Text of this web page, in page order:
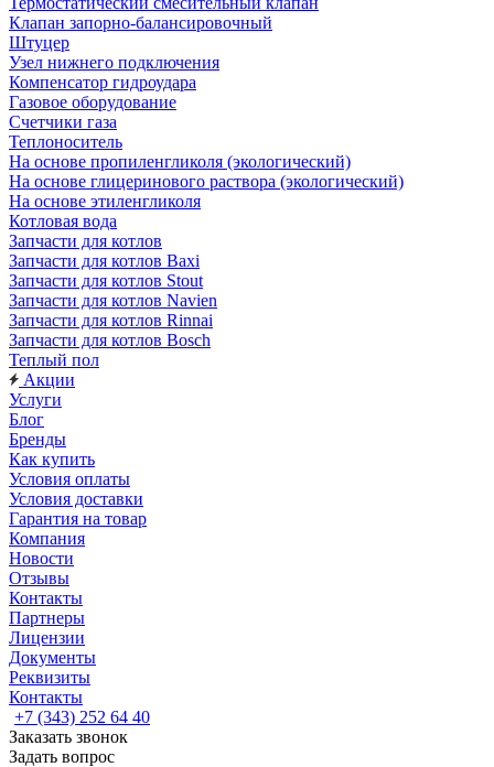
Клапан запорно-балансировочный
Штуцер
Узел нижнего подключения
Компенсатор гидроудара
Газовое оборудование
Счетчики газа
Теплоноситель
На основе пропиленгликоля (экологический)
На основе глицеринового раствора (экологический)
На основе этиленгликоля
Котловая вода
Запчасти для котлов
Запчасти для котлов Baxi
Запчасти для котлов Stout
Запчасти для котлов Navien
Запчасти для котлов Rinnai
Запчасти для котлов Bosch
Теплый пол
Акции
Услуги
Блог
Бренды
Как купить
Условия оплаты
Условия доставки
Гарантия на товар
Компания
Новости
Отзывы
Контакты
Партнеры
Лицензии
Документы
Реквизиты
Контакты
+7 (343) 252 64 40
Заказать звонок
Задать вопрос